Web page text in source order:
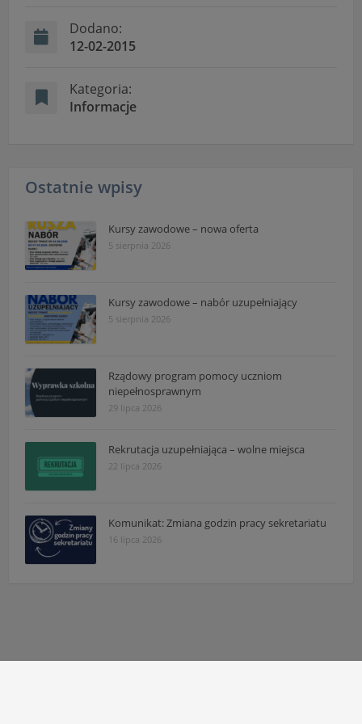
Dodano:
12-02-2015
Kategoria:
Informacje
Ostatnie wpisy
Kursy zawodowe – nowa oferta
5 sierpnia 2026
Kursy zawodowe – nabór uzupełniający
5 sierpnia 2026
Rządowy program pomocy uczniom
niepełnosprawnym
29 lipca 2026
Rekrutacja uzupełniająca – wolne miejsca
22 lipca 2026
Komunikat: Zmiana godzin pracy sekretariatu
16 lipca 2026